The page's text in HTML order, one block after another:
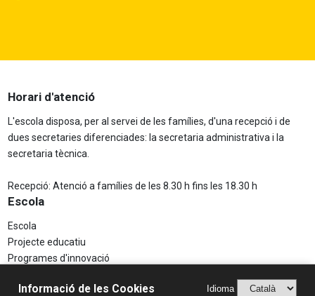
Horari d'atenció
L'escola disposa, per al servei de les famílies, d'una recepció i de
dues secretaries diferenciades: la secretaria administrativa i la
secretaria tècnica.
Recepció: Atenció a famílies de les 8.30 h fins les 18.30 h
Escola
Escola
Projecte educatiu
Programes d'innovació
Aspectes Legals
Informació de les Cookies Idioma